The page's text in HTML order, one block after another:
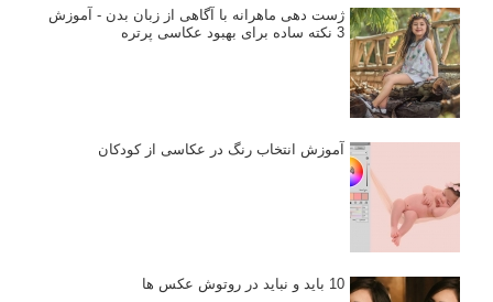
ژست دهی ماهرانه با آگاهی از زبان بدن - آموزش
3 نکته ساده برای بهبود عکاسی پرتره
آموزش انتخاب رنگ در عکاسی از کودکان
10 باید و نباید در روتوش عکس ها